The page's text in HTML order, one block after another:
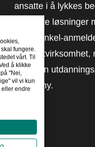
ansatte i å lykkes
praktiske løsninger
Thuiswinkel-
advokatvirksomhet,
vår egen
Academy.
fungere.
vårt. Til
å klikke
"Nei,
vil vi kun
endre